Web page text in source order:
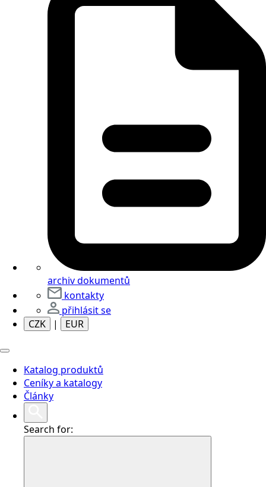
archiv dokumentů
kontakty
přihlásit se
CZK
| EUR
Katalog produktů
Ceníky a katalogy
Články
Search for: